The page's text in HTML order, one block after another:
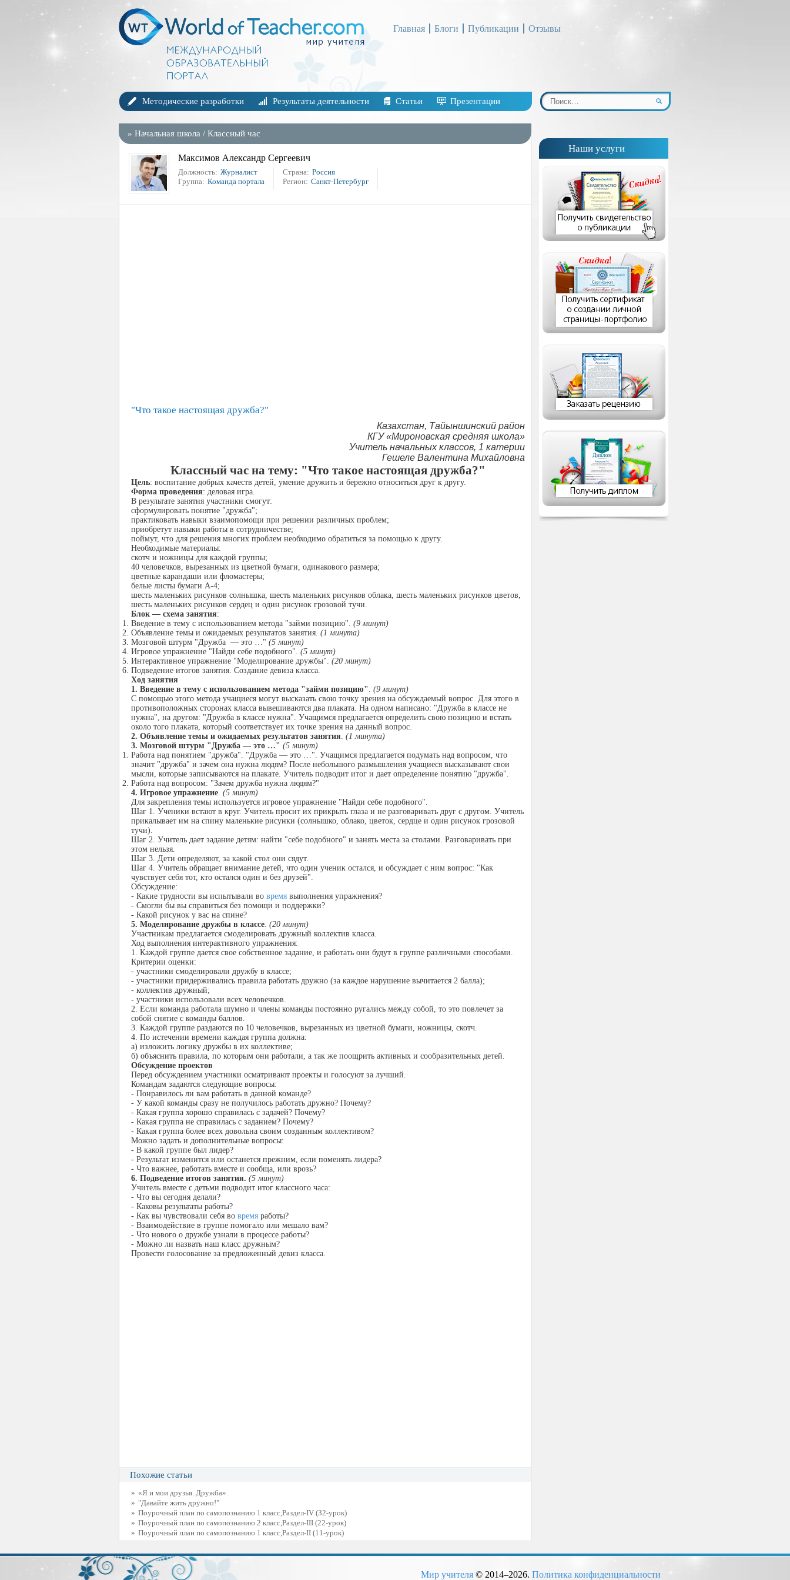
Главная Блоги Публикации Отзывы
Методические разработки Результаты деятельности Статьи Презентации
» Начальная школа / Классный час
Максимов Александр Сергеевич
Должность: Журналист
Группа: Команда портала
Страна: Россия
Регион: Санкт-Петербург
"Что такое настоящая дружба?"
Казахстан, Тайыншинский район
КГУ «Мироновская средняя школа»
Учитель начальных классов, 1 катерии
Гешеле Bалентина Михайловна
Классный час на тему: "Что такое настоящая дружба?"
Цель: воспитание добрых качеств детей, умение дружить и бережно относиться друг к другу.
Форма проведения: деловая игра.
В результате занятия участники смогут:
сформулировать понятие "дружба";
практиковать навыки взаимопомощи при решении различных проблем;
приобретут навыки работы в сотрудничестве;
поймут, что для решения многих проблем необходимо обратиться за помощью к другу.
Необходимые материалы:
скотч и ножницы для каждой группы;
40 человечков, вырезанных из цветной бумаги, одинакового размера;
цветные карандаши или фломастеры;
белые листы бумаги А-4;
шесть маленьких рисунков солнышка, шесть маленьких рисунков облака, шесть маленьких рисунков цветов,
шесть маленьких рисунков сердец и один рисунок грозовой тучи.
Блок — схема занятия:
Введение в тему с использованием метода "займи позицию". (9 минут)
Объявление темы и ожидаемых результатов занятия. (1 минута)
Мозговой штурм "Дружба — это …" (5 минут)
Игровое упражнение "Найди себе подобного". (5 минут)
Интерактивное упражнение "Моделирование дружбы". (20 минут)
Подведение итогов занятия. Создание девиза класса.
Ход занятия
1. Введение в тему с использованием метода "займи позицию". (9 минут)
С помощью этого метода учащиеся могут высказать свою точку зрения на обсуждаемый вопрос. Для этого в
противоположных сторонах класса вывешиваются два плаката. На одном написано: "Дружба в классе не
нужна", на другом: "Дружба в классе нужна". Учащимся предлагается определить свою позицию и встать
около того плаката, который соответствует их точке зрения на данный вопрос.
2. Объявление темы и ожидаемых результатов занятия. (1 минута)
3. Мозговой штурм "Дружба — это …" (5 минут)
Работа над понятием "дружба". "Дружба — это …". Учащимся предлагается подумать над вопросом, что
значит "дружба" и зачем она нужна людям? После небольшого размышления учащиеся высказывают свои
мысли, которые записываются на плакате. Учитель подводит итог и дает определение понятию "дружба".
Работа над вопросом: "Зачем дружба нужна людям?"
4. Игровое упражнение. (5 минут)
Для закрепления темы используется игровое упражнение "Найди себе подобного".
Шаг 1. Ученики встают в круг. Учитель просит их прикрыть глаза и не разговаривать друг с другом. Учитель
прикалывает им на спину маленькие рисунки (солнышко, облако, цветок, сердце и один рисунок грозовой
тучи).
Шаг 2. Учитель дает задание детям: найти "себе подобного" и занять места за столами. Разговаривать при
этом нельзя.
Шаг 3. Дети определяют, за какой стол они сядут.
Шаг 4. Учитель обращает внимание детей, что один ученик остался, и обсуждает с ним вопрос: "Как
чувствует себя тот, кто остался один и без друзей".
Обсуждение:
- Какие трудности вы испытывали во время выполнения упражнения?
- Смогли бы вы справиться без помощи и поддержки?
- Какой рисунок у вас на спине?
5. Моделирование дружбы в классе. (20 минут)
Участникам предлагается смоделировать дружный коллектив класса.
Ход выполнения интерактивного упражнения:
1. Каждой группе дается свое собственное задание, и работать они будут в группе различными способами.
Критерии оценки:
- участники смоделировали дружбу в классе;
- участники придерживались правила работать дружно (за каждое нарушение вычитается 2 балла);
- коллектив дружный;
- участники использовали всех человечков.
2. Если команда работала шумно и члены команды постоянно ругались между собой, то это повлечет за
собой снятие с команды баллов.
3. Каждой группе раздаются по 10 человечков, вырезанных из цветной бумаги, ножницы, скотч.
4. По истечении времени каждая группа должна:
а) изложить логику дружбы в их коллективе;
б) объяснить правила, по которым они работали, а так же поощрить активных и сообразительных детей.
Обсуждение проектов
Перед обсуждением участники осматривают проекты и голосуют за лучший.
Командам задаются следующие вопросы:
- Понравилось ли вам работать в данной команде?
- У какой команды сразу не получилось работать дружно? Почему?
- Какая группа хорошо справилась с задачей? Почему?
- Какая группа не справилась с заданием? Почему?
- Какая группа более всех довольна своим созданным коллективом?
Можно задать и дополнительные вопросы:
- В какой группе был лидер?
- Результат изменится или останется прежним, если поменять лидера?
- Что важнее, работать вместе и сообща, или врозь?
6. Подведение итогов занятия. (5 минут)
Учитель вместе с детьми подводит итог классного часа:
- Что вы сегодня делали?
- Каковы результаты работы?
- Как вы чувствовали себя во время работы?
- Взаимодействие в группе помогало или мешало вам?
- Что нового о дружбе узнали в процессе работы?
- Можно ли назвать наш класс дружным?
Провести голосование за предложенный девиз класса.
Похожие статьи
» «Я и мои друзья. Дружба».
» "Давайте жить дружно!"
» Поурочный план по самопознанию 1 класс,Раздел-IV (32-урок)
» Поурочный план по самопознанию 2 класс,Раздел-III (22-урок)
» Поурочный план по самопознанию 1 класс,Раздел-II (11-урок)
Наши услуги
Мир учителя © 2014–2026. Политика конфиденциальности